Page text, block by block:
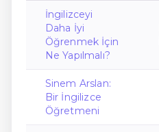
İngilizceyi
Daha İyi
Öğrenmek İçin
Ne Yapılmalı?
Sinem Arslan:
Bir İngilizce
Öğretmeni